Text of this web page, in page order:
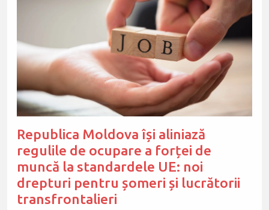
Republica Moldova își aliniază
regulile de ocupare a forței de
muncă la standardele UE: noi
drepturi pentru șomeri și lucrătorii
transfrontalieri